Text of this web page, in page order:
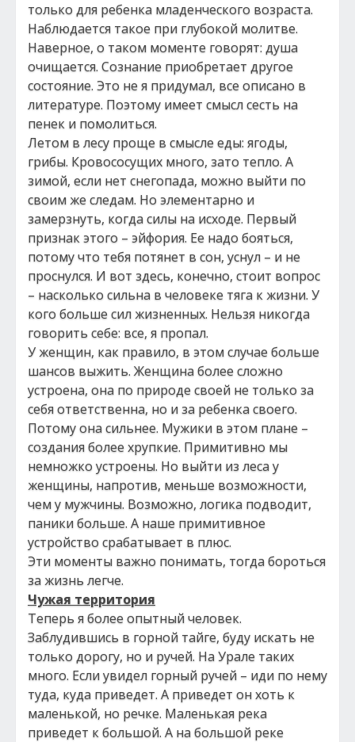
только для ребенка младенческого возраста.
Наблюдается такое при глубокой молитве.
Наверное, о таком моменте говорят: душа
очищается. Сознание приобретает другое
состояние. Это не я придумал, все описано в
литературе. Поэтому имеет смысл сесть на
пенек и помолиться.
Летом в лесу проще в смысле еды: ягоды,
грибы. Кровососущих много, зато тепло. А
зимой, если нет снегопада, можно выйти по
своим же следам. Но элементарно и
замерзнуть, когда силы на исходе. Первый
признак этого – эйфория. Ее надо бояться,
потому что тебя потянет в сон, уснул – и не
проснулся. И вот здесь, конечно, стоит вопрос
– насколько сильна в человеке тяга к жизни. У
кого больше сил жизненных. Нельзя никогда
говорить себе: все, я пропал.
У женщин, как правило, в этом случае больше
шансов выжить. Женщина более сложно
устроена, она по природе своей не только за
себя ответственна, но и за ребенка своего.
Потому она сильнее. Мужики в этом плане –
создания более хрупкие. Примитивно мы
немножко устроены. Но выйти из леса у
женщины, напротив, меньше возможности,
чем у мужчины. Возможно, логика подводит,
паники больше. А наше примитивное
устройство срабатывает в плюс.
Эти моменты важно понимать, тогда бороться
за жизнь легче.
Чужая территория
Теперь я более опытный человек.
Заблудившись в горной тайге, буду искать не
только дорогу, но и ручей. На Урале таких
много. Если увидел горный ручей – иди по нему
туда, куда приведет. А приведет он хоть к
маленькой, но речке. Маленькая река
приведет к большой. А на большой реке